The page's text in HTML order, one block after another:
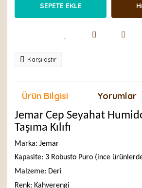
SEPETE EKLE
Karşılaştır
Ürün Bilgisi Yorumlar
Jemar Cep Seyahat
Taşıma Kılıfı
Marka: Jemar
Kapasite: 3 Robusto Puro (ince
Malzeme: Deri
Renk: Kahverengi